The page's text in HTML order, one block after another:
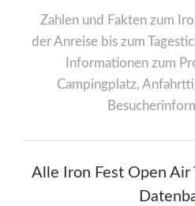
Zahlen und Fakten zum
der Anreise bis zum
Informationen zum
Campingplatz,
Alle Iron Fest Open Air